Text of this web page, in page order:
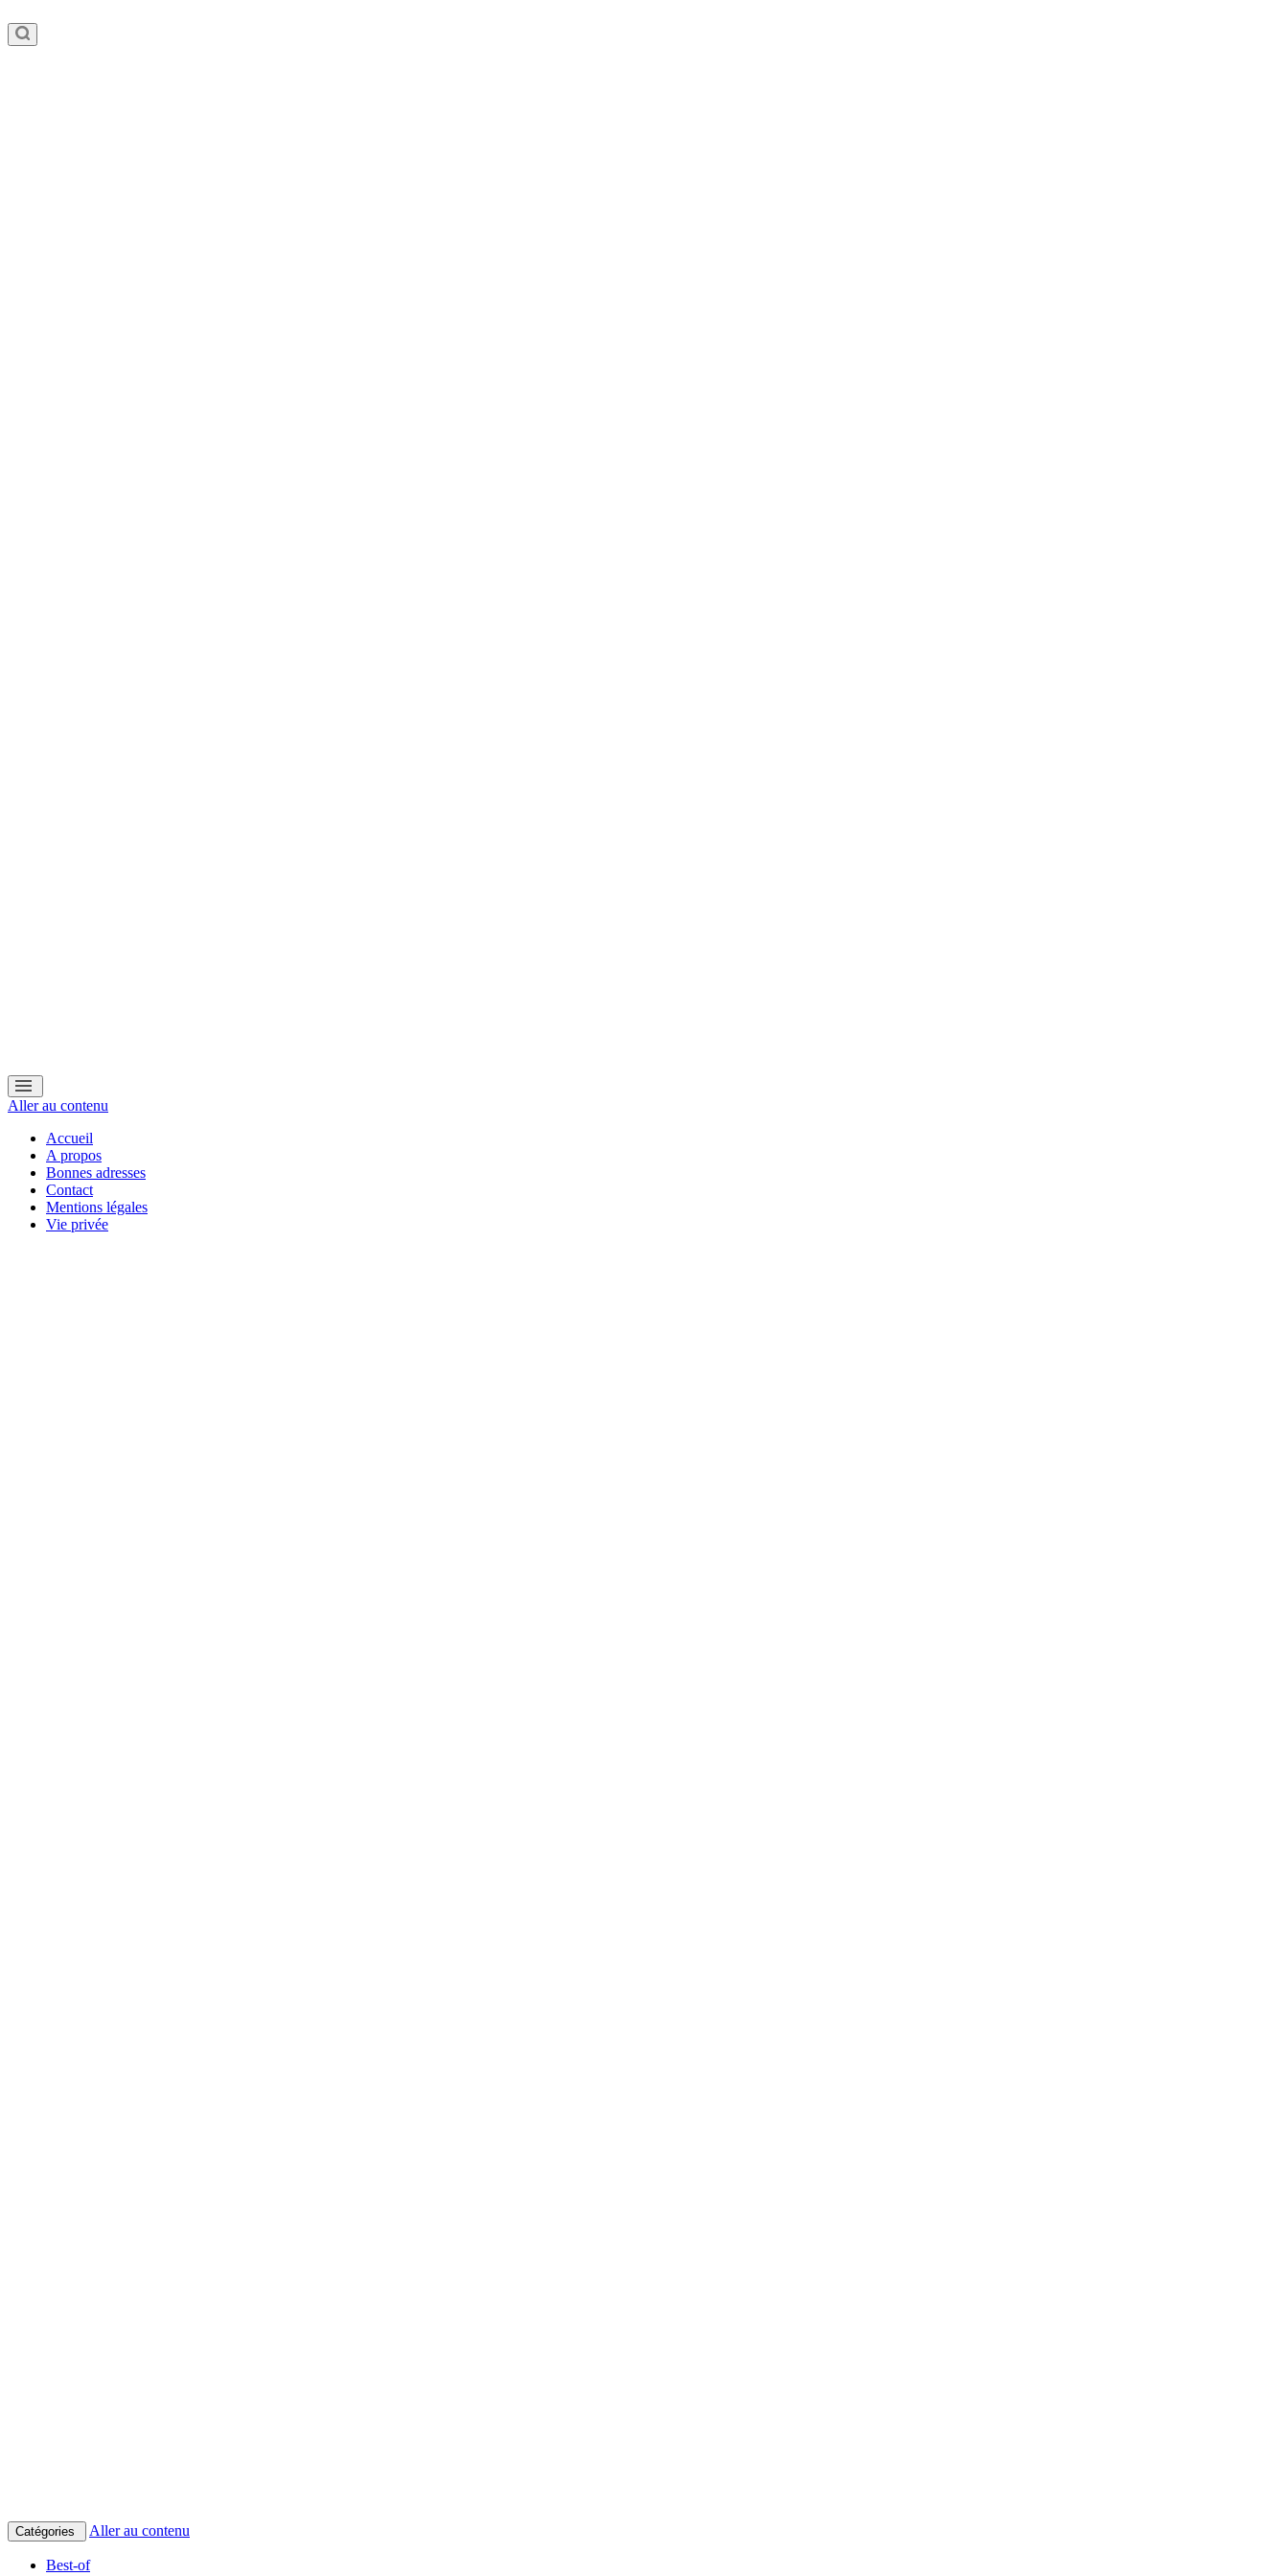
Aller au contenu
Accueil
A propos
Bonnes adresses
Contact
Mentions légales
Vie privée
Catégories Aller au contenu
Best-of